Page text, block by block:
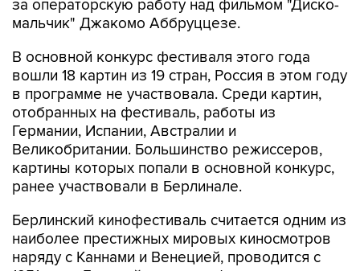
В основной конкурс фестиваля этого года
в программе не участвовала. Среди картин,
отобранных на фестиваль, работы из
Германии, Испании, Австралии и
Великобритании. Большинство режиссеров,
картины которых попали в основной конкурс,
ранее участвовали в Берлинале.
Берлинский кинофестиваль считается одним из
наряду с Каннами и Венецией, проводится с
1951 года. Главный приз кинофестиваля -
"Золотой медведь".